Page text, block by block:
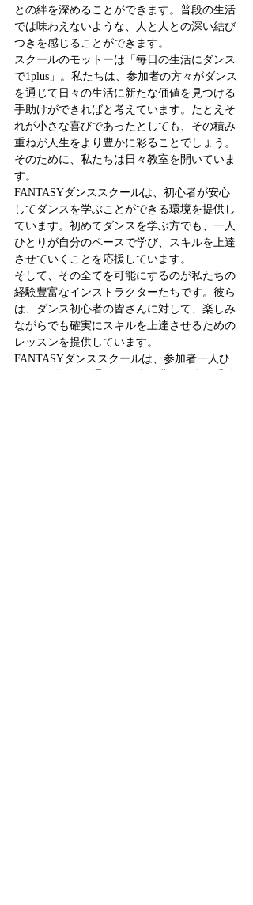
との絆を深めることができます。普段の生活
では味わえないような、人と人との深い結び
つきを感じることができます。
スクールのモットーは「毎日の生活にダンス
で1plus」。私たちは、参加者の方々がダンス
を通じて日々の生活に新たな価値を見つける
手助けができればと考えています。たとえそ
れが小さな喜びであったとしても、その積み
重ねが人生をより豊かに彩ることでしょう。
そのために、私たちは日々教室を開いていま
す。
FANTASYダンススクールは、初心者が安心
してダンスを学ぶことができる環境を提供し
ています。初めてダンスを学ぶ方でも、一人
ひとりが自分のペースで学び、スキルを上達
させていくことを応援しています。
そして、その全てを可能にするのが私たちの
経験豊富なインストラクターたちです。彼ら
は、ダンス初心者の皆さんに対して、楽しみ
ながらでも確実にスキルを上達させるための
レッスンを提供しています。
FANTASYダンススクールは、参加者一人ひ